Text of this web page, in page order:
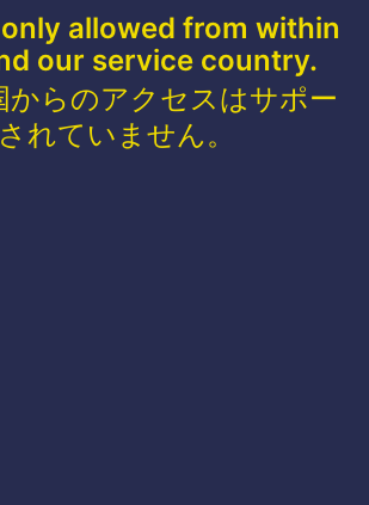
allowed from within
our service country.
からのアクセスはサポー
れていません。